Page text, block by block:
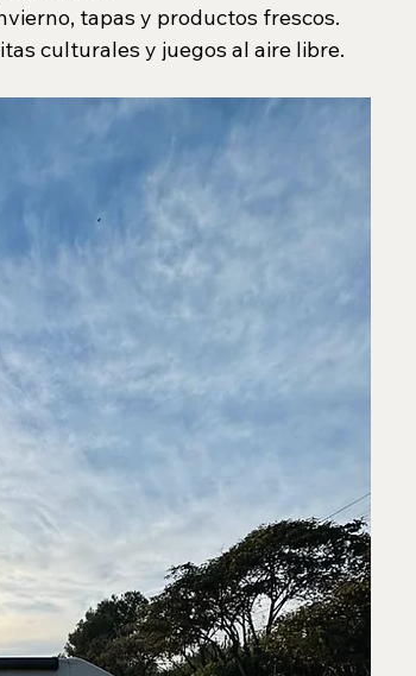
tapas y productos frescos.
culturales y juegos al aire libre.